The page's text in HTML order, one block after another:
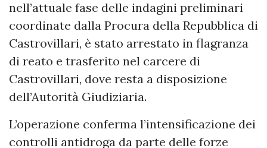
nell’attuale fase delle indagini preliminari
coordinate dalla Procura della Repubblica di
Castrovillari, è stato arrestato in flagranza
di reato e trasferito nel carcere di
Castrovillari, dove resta a disposizione
dell’Autorità Giudiziaria.
L’operazione conferma l’intensificazione dei
controlli antidroga da parte delle forze